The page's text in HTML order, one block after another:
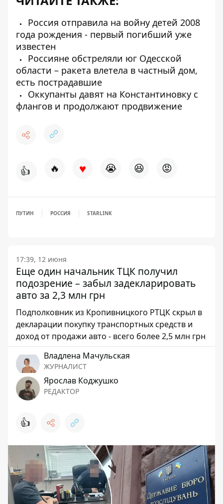
Россия отправила на войну детей 2008
года рождения - первый погибший уже
известен
Россияне обстреляли юг Одесской
области – ракета влетела в частный дом,
есть пострадавшие
Оккупанты давят на Константиновку с
флангов и продолжают продвижение
👍 🔥 ♥ 😭 😆 😡
ПУТИН РОССИЯ STARLINK
17:39, 12 июня
Еще один начальник ТЦК получил
подозрение – забыл задекларировать
авто за 2,3 млн грн
Подполковник из Кропивницкого РТЦК скрыл в
декларации покупку транспортных средств и
доход от продажи авто - всего более 2,5 млн грн
Владлена Мачульская
ЖУРНАЛИСТ
Ярослав Коджушко
РЕДАКТОР
👍